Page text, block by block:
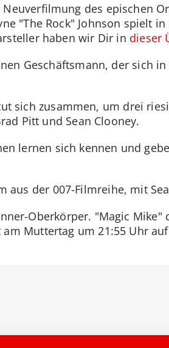
Neuverfilmung des epischen
"The Rock" Johnson spielt
haben wir Dir in dieser
Geschäftsmann, der sich
sich zusammen, um drei
Pitt und Sean Clooney.
lernen sich kennen und
aus der 007-Filmreihe, mit
Oberkörper. "Magic Mike"
Muttertag um 21:55 Uhr